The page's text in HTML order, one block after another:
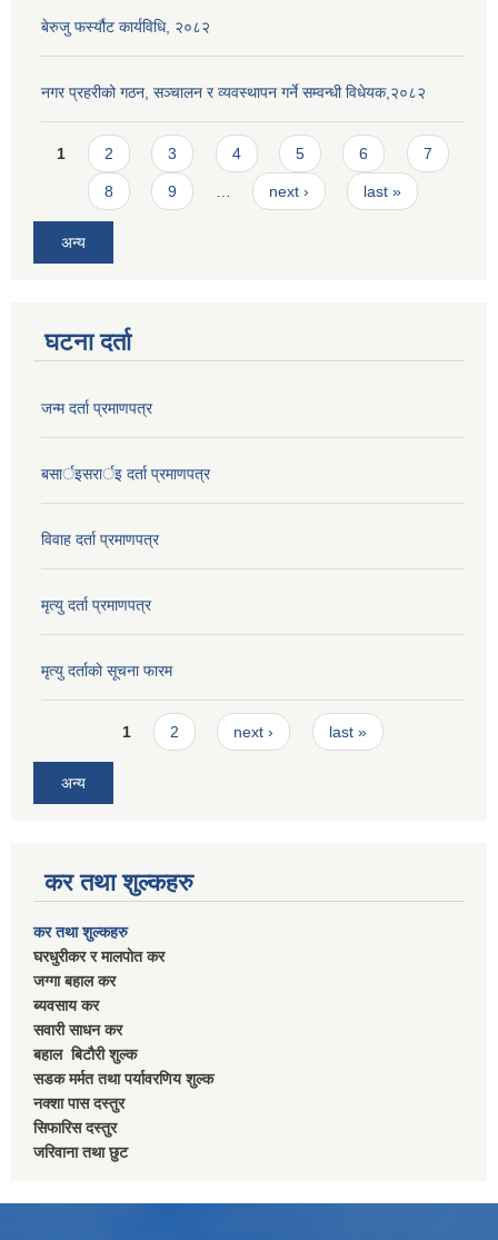
बेरुजु फर्स्यौट कार्यविधि, २०८२
नगर प्रहरीको गठन, सञ्चालन र व्यवस्थापन गर्ने सम्वन्धी विधेयक,२०८२
Pages
1 2 3 4 5 6 7
8 9 next › last »
अन्य
घटना दर्ता
जन्म दर्ता प्रमाणपत्र
बसार्इसरार्इ दर्ता प्रमाणपत्र
विवाह दर्ता प्रमाणपत्र
मृत्यु दर्ता प्रमाणपत्र
मृत्यु दर्ताकाे सूचना फारम
Pages1 2 next › last »
अन्य
कर तथा शुल्कहरु
कर तथा शुल्कहरु
घरधुरीकर र मालपाेत कर
जग्गा बहाल कर
ब्यवसाय कर
सवारी साधन कर
बहाल बिटाैरी शुल्क
सडक मर्मत तथा पर्यावरणिय शुल्क
नक्शा पास दस्तुर
सिफारिस दस्तुर
जरिवाना तथा छुट